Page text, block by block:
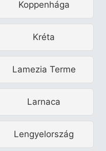
Koppenhága
Kréta
Lamezia Terme
Larnaca
Lengyelország